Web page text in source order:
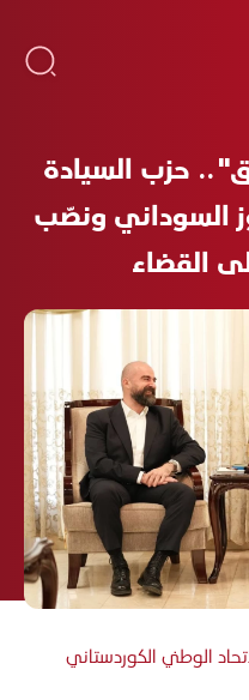
حزب السيادة
السوداني ونصّب
القضاء
الوطني الكوردستاني